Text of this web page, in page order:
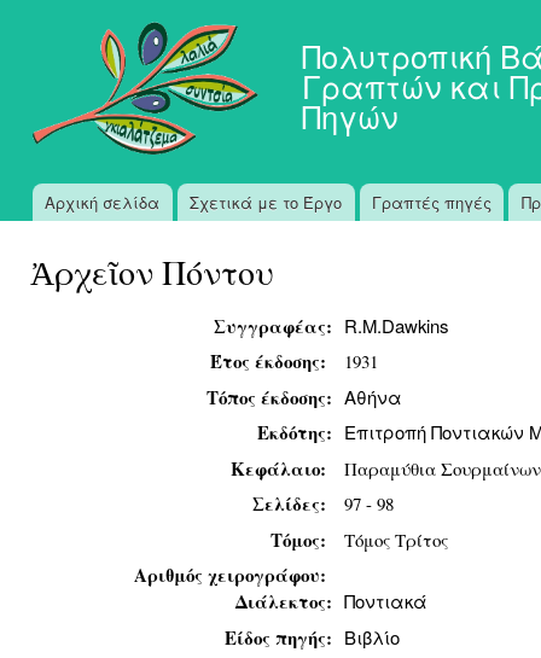
Πολυτροπική
Γραπτών και
Πηγών
Κύριο μενού
Αρχική σελίδα Σχετικά με το Έργο Γραπτές πηγές
Ἀρχεῖον Πόντου
Συγγραφέας: R.M.Dawkins
Έτος έκδοσης: 1931
Τόπος έκδοσης: Αθήνα
Εκδότης: Επιτροπή Ποντιακών
Κεφάλαιο: Παραμύθια
Σελίδες: 97 - 98
Τόμος: Τόμος Τρίτος
Αριθμός χειρογράφου:
Διάλεκτος: Ποντιακά
Είδος πηγής: Βιβλίο